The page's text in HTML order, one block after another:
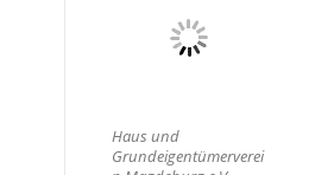
Haus und
Grundeigentümerverei